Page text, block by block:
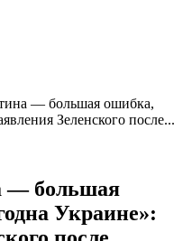
— большая ошибка,
Зеленского после...
— большая
Украине»: